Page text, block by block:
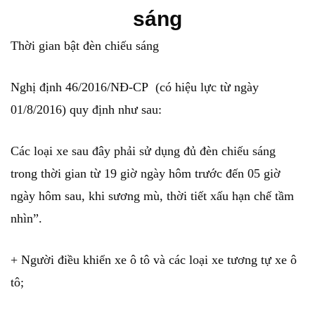
sáng
Thời gian bật đèn chiếu sáng
Nghị định 46/2016/NĐ-CP (có hiệu lực từ ngày
01/8/2016) quy định như sau:
Các loại xe sau đây phải sử dụng đủ đèn chiếu sáng
trong thời gian từ 19 giờ ngày hôm trước đến 05 giờ
ngày hôm sau, khi sương mù, thời tiết xấu hạn chế tầm
nhìn”.
+ Người điều khiển xe ô tô và các loại xe tương tự xe ô
tô;